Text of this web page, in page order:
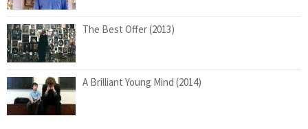
The Best Offer (2013)
A Brilliant Young Mind (2014)